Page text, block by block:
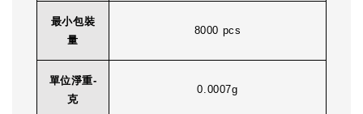
最小包裝
量
8000 pcs
單位淨重-
克
0.0007g